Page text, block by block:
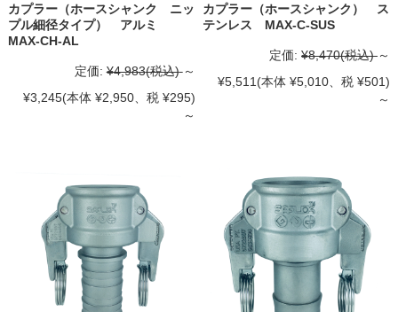
カプラー（ホースシャンク ニッ
プル細径タイプ） アルミ
MAX-CH-AL
定価: ¥4,983(税込) ～
¥3,245(本体 ¥2,950、税 ¥295)
～
カプラー（ホースシャンク） ス
テンレス MAX-C-SUS
定価: ¥8,470(税込) ～
¥5,511 (本体 ¥5,010、税 ¥501)
～